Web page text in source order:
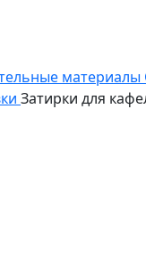
материалы
Затирки для